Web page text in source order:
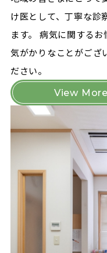
け医として、丁寧な診
ます。 病気に関する
気がかりなことがござ
ださい。
View More